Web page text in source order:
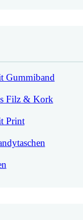
Gummiband
Filz & Kork
Print